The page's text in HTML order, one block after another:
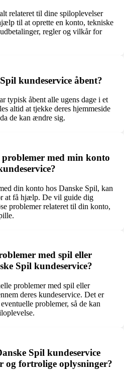
relateret til dine spiloplevelser
til at oprette en konto, tekniske
regler og vilkår for
kundeservice åbent?
typisk åbent alle ugens dage i et
altid at tjekke deres hjemmeside
de kan ændre sig.
med min konto
din konto hos Danske Spil, kan
at få hjælp. De vil guide dig
problemer relateret til din konto,
med spil eller
Spil kundeservice?
problemer med spil eller
deres kundeservice. Det er
problemer, så de kan
Spil kundeservice
og fortrolige oplysninger?